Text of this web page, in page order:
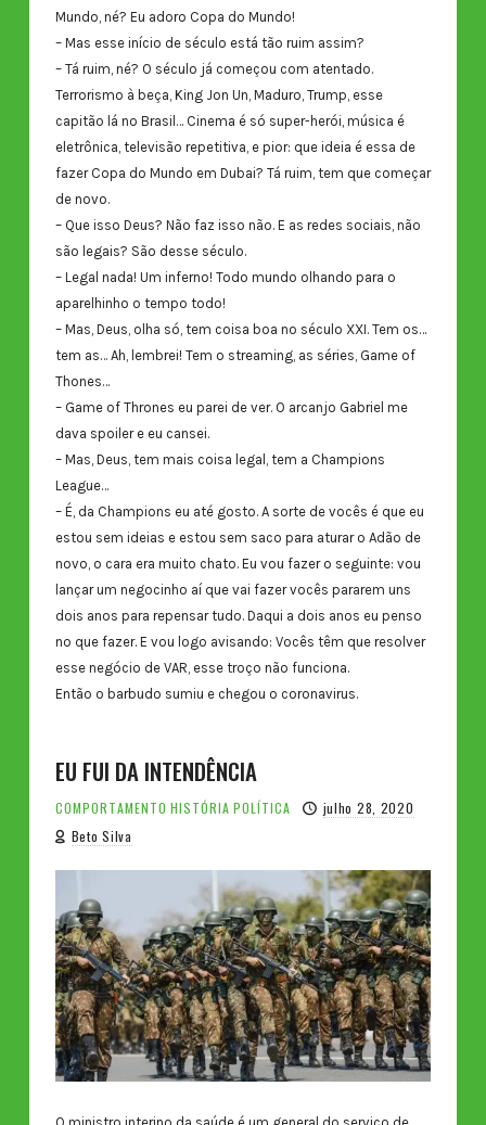
Mundo, né? Eu adoro Copa do Mundo!
– Mas esse início de século está tão ruim assim?
– Tá ruim, né? O século já começou com atentado.
Terrorismo à beça, King Jon Un, Maduro, Trump, esse
capitão lá no Brasil… Cinema é só super-herói, música é
eletrônica, televisão repetitiva, e pior: que ideia é essa de
fazer Copa do Mundo em Dubai? Tá ruim, tem que começar
de novo.
– Que isso Deus? Não faz isso não. E as redes sociais, não
são legais? São desse século.
– Legal nada! Um inferno! Todo mundo olhando para o
aparelhinho o tempo todo!
– Mas, Deus, olha só, tem coisa boa no século XXI. Tem os…
tem as… Ah, lembrei! Tem o streaming, as séries, Game of
Thones…
– Game of Thrones eu parei de ver. O arcanjo Gabriel me
dava spoiler e eu cansei.
– Mas, Deus, tem mais coisa legal, tem a Champions
League…
– É, da Champions eu até gosto. A sorte de vocês é que eu
estou sem ideias e estou sem saco para aturar o Adão de
novo, o cara era muito chato. Eu vou fazer o seguinte: vou
lançar um negocinho aí que vai fazer vocês pararem uns
dois anos para repensar tudo. Daqui a dois anos eu penso
no que fazer. E vou logo avisando: Vocês têm que resolver
esse negócio de VAR, esse troço não funciona.
Então o barbudo sumiu e chegou o coronavirus.
EU FUI DA INTENDÊNCIA
COMPORTAMENTO HISTÓRIA POLÍTICA
julho 28, 2020
Beto Silva